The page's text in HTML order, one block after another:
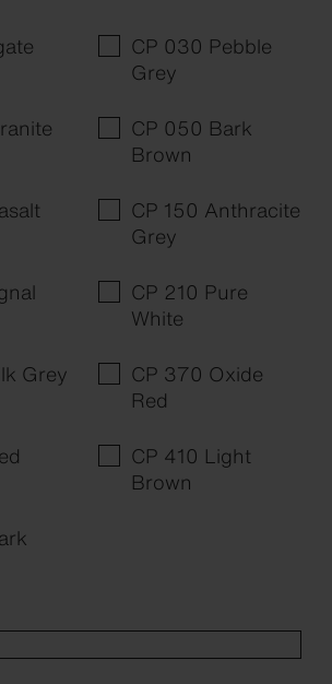
CP 030 Pebble
Grey
CP 050 Bark
Brown
CP 150 Anthracite
Grey
CP 210 Pure
White
Grey
CP 370 Oxide
Red
CP 410 Light
Brown